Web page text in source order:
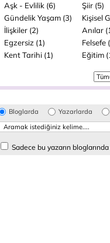
Aşk - Evlilik (6)
Şiir (5)
Gündelik Yaşam (3)
Kişisel
İlişkiler (2)
Anılar
Egzersiz (1)
Felsefe
Kent Tarihi (1)
Eğitim
Bloglarda Yazarlarda
Sadece bu yazarın